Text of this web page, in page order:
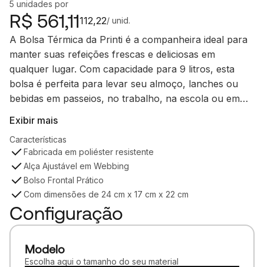
5 unidades por
R$ 561,11 / unid.
112,22
A Bolsa Térmica da Printi é a companheira ideal para
manter suas refeições frescas e deliciosas em
qualquer lugar. Com capacidade para 9 litros, esta
bolsa é perfeita para levar seu almoço, lanches ou
bebidas em passeios, no trabalho, na escola ou em
Exibir mais
Características
Fabricada em poliéster resistente
Alça Ajustável em Webbing
Bolso Frontal Prático
Com dimensões de 24 cm x 17 cm x 22 cm
Configuração
Modelo
Escolha aqui o tamanho do seu material